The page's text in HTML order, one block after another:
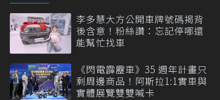
李多慧大方公開車牌號碼揭背
後含意！粉絲讚：忘記停哪還
能幫忙找車
《閃電霹靂車》35 週年計畫只
剩周邊商品！阿斯拉1:1實車與
實體展覽雙雙喊卡